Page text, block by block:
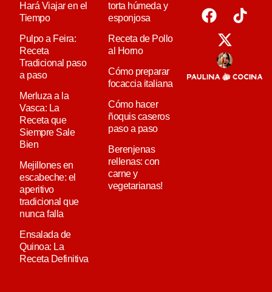
Hará Viajar en el
Tiempo
Pulpo a Feira:
Receta
Tradicional paso
a paso
Merluza a la
Vasca: La
Receta que
Siempre Sale
Bien
Mejillones en
escabeche: el
aperitivo
tradicional que
nunca falla
Ensalada de
Quinoa: La
Receta Definitiva
torta húmeda y
esponjosa
Receta de Pollo
al Horno
Cómo preparar
focaccia italiana
Cómo hacer
ñoquis caseros
paso a paso
Berenjenas
rellenas: con
carne y
vegetarianas!